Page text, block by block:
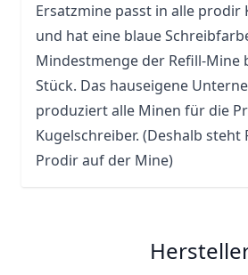
Ersatzmine passt in alle prodir
und hat eine blaue
Mindestmenge der Refill-Mine
Stück. Das hauseigene
produziert alle Minen für die
Kugelschreiber. (Deshalb
Prodir auf der Mine)